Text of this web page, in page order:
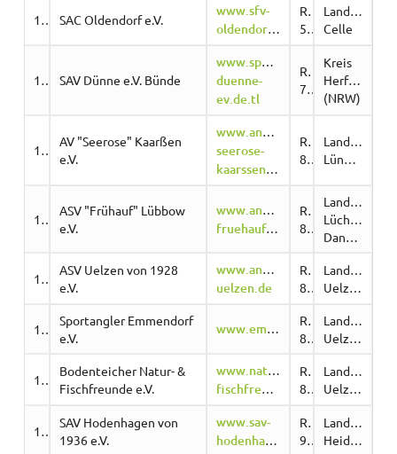
10717 SAC Oldendorf e.V.
www.sfv-
oldendorf.de/
Region
5
Landkreis
Celle
10859 SAV Dünne e.V. Bünde
www.sportanglerverein-
duenne-
ev.de.tl
Region
7
Kreis
Herford
(NRW)
10545
AV "Seerose" Kaarßen
e.V.
www.anglerverein-
seerose-
kaarssen.de/
Region
8
Landkreis
Lüneburg
10566
ASV "Frühauf" Lübbow
e.V.
www.anglerverein-
fruehauf.de/
Region
8
Landkreis
Lüchow-
Dannenberg
10609
ASV Uelzen von 1928
e.V.
www.angelverein-
uelzen.de
Region
8
Landkreis
Uelzen
10708
Sportangler Emmendorf
e.V.
www.emmendorf.de/index.php/anglerverein
Region
8
Landkreis
Uelzen
10867
Bodenteicher Natur- &
Fischfreunde e.V.
www.natur-
fischfreunde.de
Region
8
Landkreis
Uelzen
10557
SAV Hodenhagen von
1936 e.V.
www.sav-
hodenhagen.de/
Region
9
Landkreis
Heidekreis